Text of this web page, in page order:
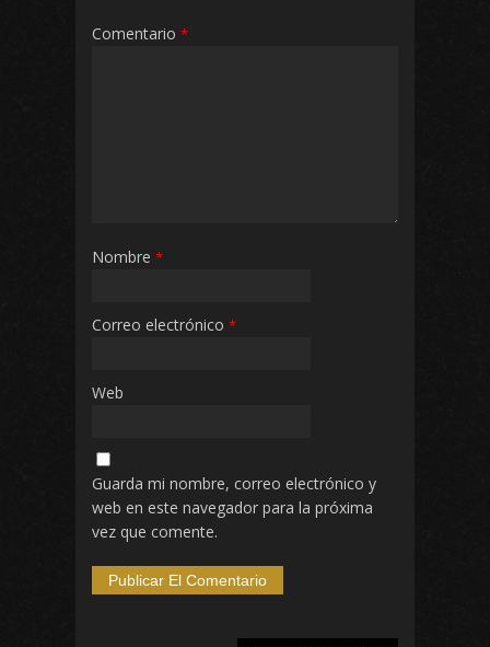
Comentario *
Nombre *
Correo electrónico *
Web
Guarda mi nombre, correo electrónico y
web en este navegador para la próxima
vez que comente.